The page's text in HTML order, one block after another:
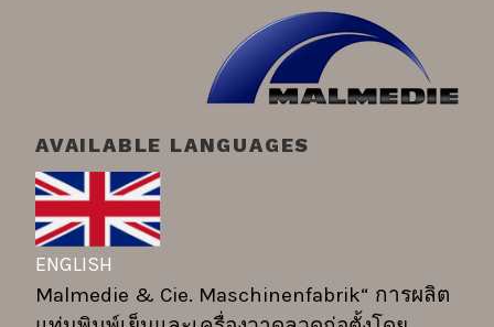
AVAILABLE LANGUAGES
ENGLISH
Malmedie & Cie. Maschinenfabrik“ การผลิต